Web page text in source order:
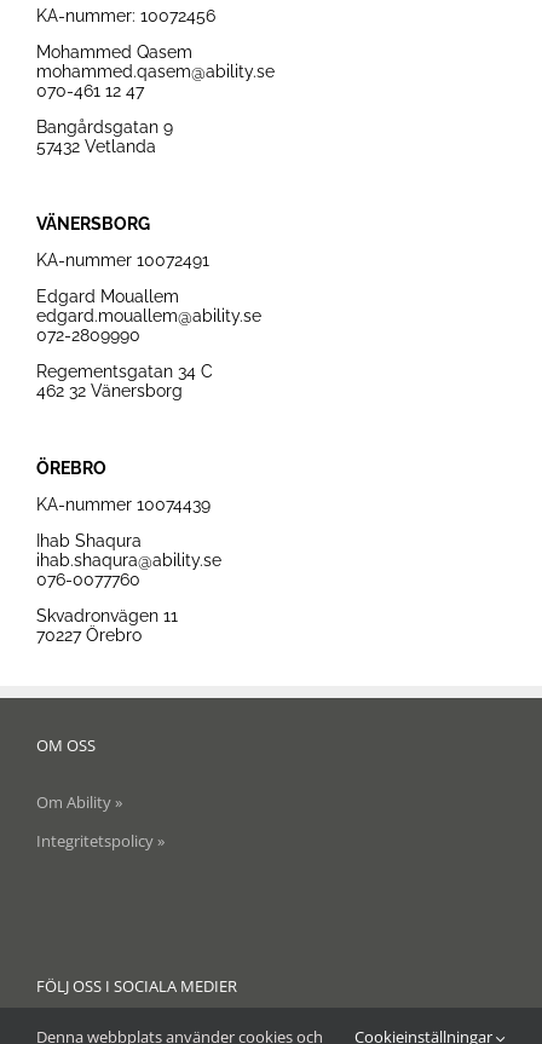
KA-nummer: 10072456
Mohammed Qasem
mohammed.qasem@ability.se
070-461 12 47
Bangårdsgatan 9
57432 Vetlanda
VÄNERSBORG
KA-nummer 10072491
Edgard Mouallem
edgard.mouallem@ability.se
072-2809990
Regementsgatan 34 C
462 32 Vänersborg
ÖREBRO
KA-nummer 10074439
Ihab Shaqura
ihab.shaqura@ability.se
076-0077760
Skvadronvägen 11
70227 Örebro
OM OSS
Om Ability »
Integritetspolicy »
FÖLJ OSS I SOCIALA MEDIER
Denna webbplats använder cookies och Cookieinställningar